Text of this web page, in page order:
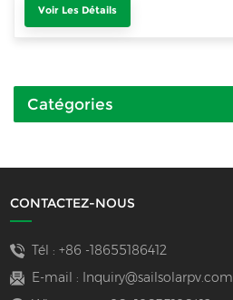
Voir Les Détails
Catégories
CONTACTEZ-NOUS
Tél : +86 -18655186412
E-mail :
Inquiry@sailsolarpv.com